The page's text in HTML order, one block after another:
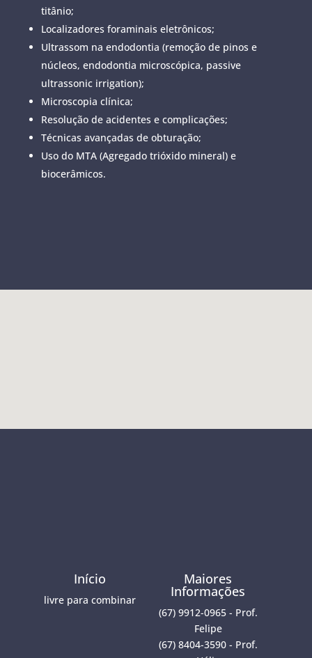
titânio;
Localizadores foraminais eletrônicos;
Ultrassom na endodontia (remoção de pinos e
núcleos, endodontia microscópica, passive
ultrassonic irrigation);
Microscopia clínica;
Resolução de acidentes e complicações;
Técnicas avançadas de obturação;
Uso do MTA (Agregado trióxido mineral) e
biocerâmicos.
Início
livre para combinar
Maiores
Informações
(67) 9912-0965 - Prof.
Felipe
(67) 8404-3590 - Prof.